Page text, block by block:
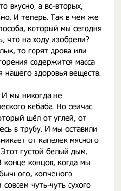
вкусно, а во-вторых,
И теперь. Так в чем же
который мы сегодня
что на ходу изобрели?
то горят дрова или
содержится масса
нашего здоровья веществ.
И мы никогда не
кебаба. Но сейчас
шёл от углей, от
в трубу. И мы оставили
от капелек мясного
густой белый дым,
конце концов, когда мы
копченого
чуть-чуть сухого